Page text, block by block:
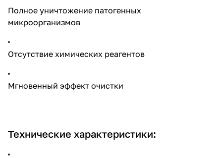
Полное уничтожение патогенных
микроорганизмов
Отсутствие химических реагентов
Мгновенный эффект очистки
Технические характеристики: